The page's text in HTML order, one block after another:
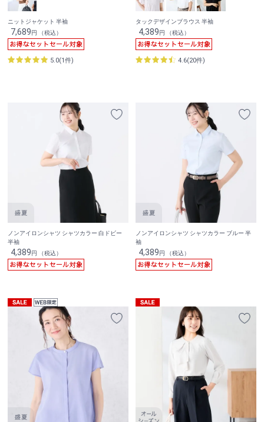
ニットジャケット 半袖
7,689円 （税込）
5.0(1件)
タックデザインブラウス 半袖
4,389円 （税込）
4.6(20件)
ノンアイロンシャツ シャツカラー 白ドビー
半袖
4,389円 （税込）
ノンアイロンシャツ シャツカラー ブルー 半
袖
4,389円 （税込）